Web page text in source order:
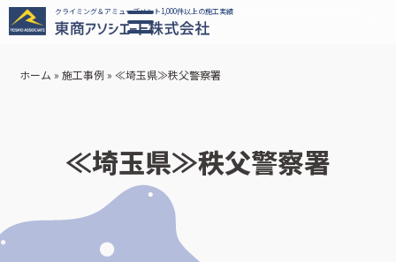
クライミング＆アミューズメント1,000件以上の施工実績
ホーム »施工事例 » ≪埼玉県≫秩父警察署
≪埼玉県≫秩父警察署